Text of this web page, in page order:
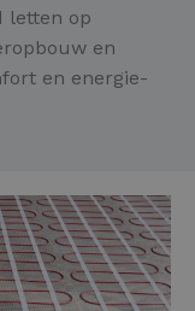
letten op
en
en energie-